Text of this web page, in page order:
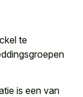
te
is een van